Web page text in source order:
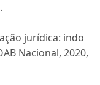
jurídica: indo
Nacional, 2020,